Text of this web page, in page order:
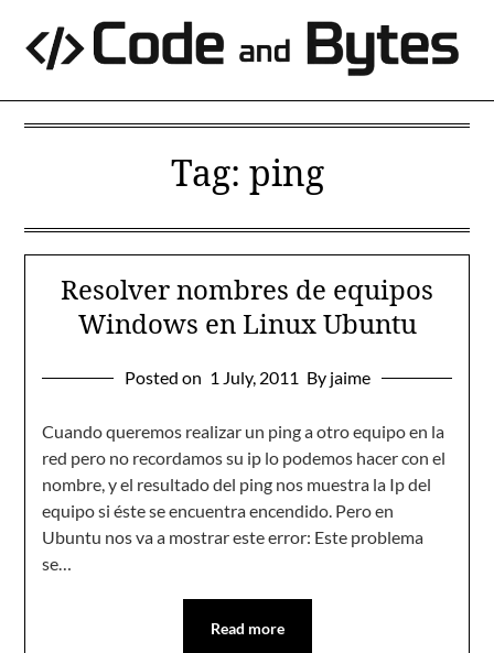
content
Tag: ping
Resolver nombres de equipos
Windows en Linux Ubuntu
Posted on 1 July, 2011 By jaime
Cuando queremos realizar un ping a otro equipo en la
red pero no recordamos su ip lo podemos hacer con el
nombre, y el resultado del ping nos muestra la Ip del
equipo si éste se encuentra encendido. Pero en
Ubuntu nos va a mostrar este error: Este problema
se…
Read more